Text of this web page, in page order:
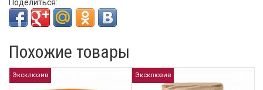
Поделиться:
Похожие товары
Эксклюзив Эксклюзив